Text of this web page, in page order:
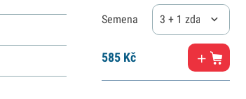
Semena 3 + 1 zdarma
585 Kč